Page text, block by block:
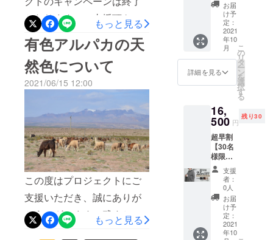
タリです!いつでもどこでも
ご愛用頂けることを心より
願っております。今後とも
よろしくお願い致します。
HAUSKAA Trading
せ。今後の発送状況など進
捗状況は、当活動レポート
に公開いたします。今後と
もどうぞよろしくお願いい
たします。ありがとうござ
いました！HAUSKAA
trading
となります。ご支援頂きま
した皆様、本当にありがと
うございます。大自然で
育ったボリビア産の希少で
上質なベビーアルパカを、
100%惜しみなく使用した、
TRUのストール＆ポン
チョ。その本物の素材を、
代々受け継がれた1万年の伝
統でボリビア職人が手掛け
ました。またスイスの飽き
のこないデザインと、丈夫
で軽く保温性に優れた高い
もっと見る
有色アルパカの天
然色について
2021/06/15 12:00
この度はプロジェクトにご
支援いただき、誠にありが
とうございます！残すとこ
ろあと15日となりました。
もっと見る
る、そんな
価値ある商
品であるこ
とを願って
います。
NCEポ
ンチョ
１枚 +
エコ
バッグ
付き 定
価
22,000
円
0円
（税・
送料
込） 配
送時
期：
2021年
10月頃
予定
【内
容】 下
記5色の
中か
ら、お
お届
け予
定：
2021
年10
月
詳細を見る
こ
の
リ
タ
ー
ン
を
選
択
す
る
16,
500 円
残り30
超早割
【30名
様限
定！
25％OF
ELEGA
NCEポ
ンチョ
１枚 +
エコ
支援
者：
0人
お届
け予
定：
2021
年10